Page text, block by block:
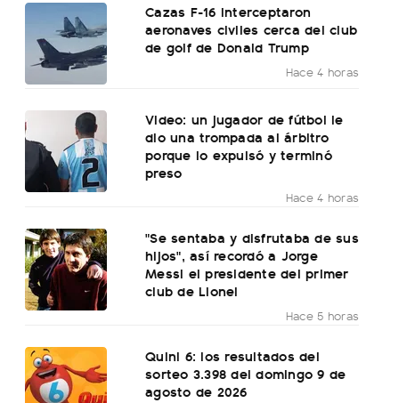
Cazas F-16 interceptaron
aeronaves civiles cerca del club
de golf de Donald Trump
Hace 4 horas
Video: un jugador de fútbol le
dio una trompada al árbitro
porque lo expulsó y terminó
preso
Hace 4 horas
"Se sentaba y disfrutaba de sus
hijos", así recordó a Jorge
Messi el presidente del primer
club de Lionel
Hace 5 horas
Quini 6: los resultados del
sorteo 3.398 del domingo 9 de
agosto de 2026